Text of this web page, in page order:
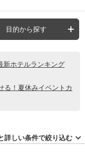
目的から探す
新ホテルランキング
る！夏休みイベントカ
詳しい条件で絞り込む